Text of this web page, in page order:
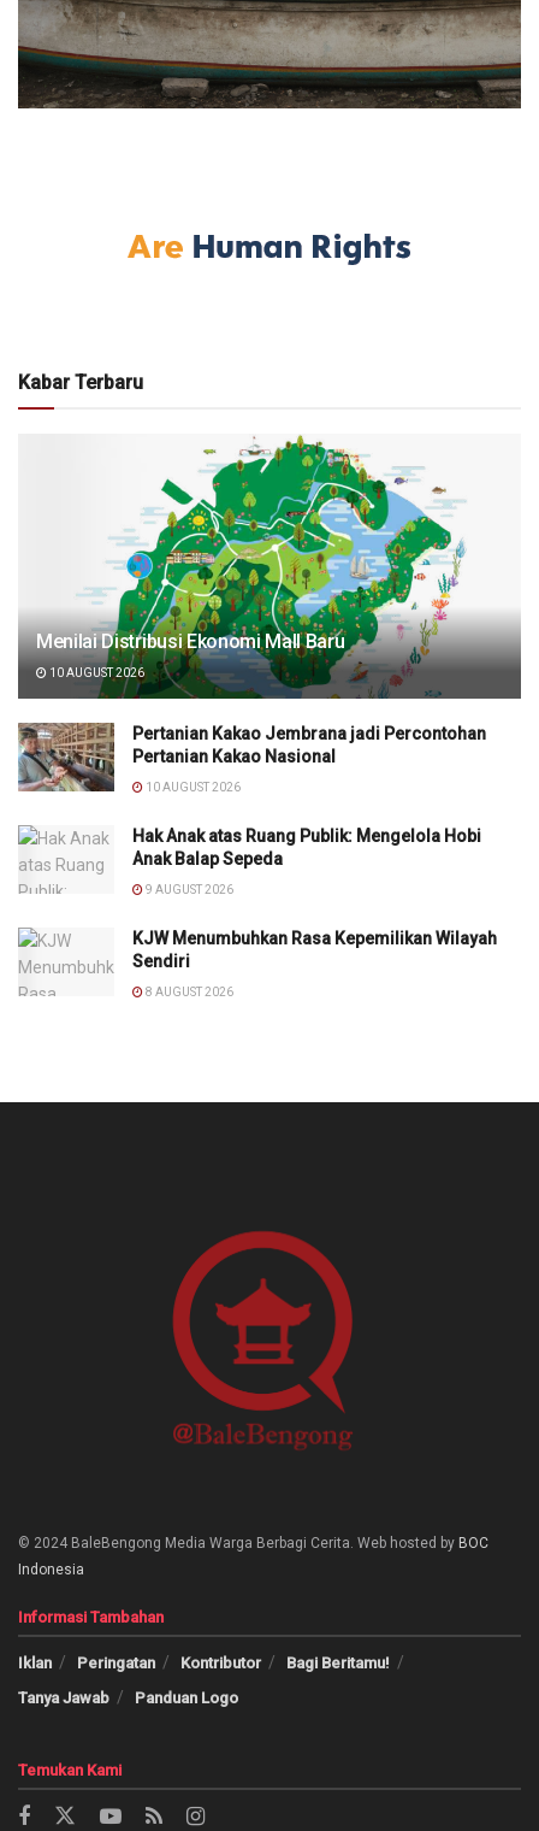
Kabar Terbaru
Menilai Distribusi Ekonomi Mall Baru
10 AUGUST 2026
Pertanian Kakao Jembrana jadi Percontohan
Pertanian Kakao Nasional
10 AUGUST 2026
Hak Anak atas Ruang Publik: Mengelola Hobi
Anak Balap Sepeda
9 AUGUST 2026
KJW Menumbuhkan Rasa Kepemilikan Wilayah
Sendiri
8 AUGUST 2026
© 2024 BaleBengong Media Warga Berbagi Cerita. Web hosted by BOC
Indonesia
Informasi Tambahan
Iklan Peringatan Kontributor
Bagi Beritamu!
Tanya Jawab
Panduan Logo
Temukan Kami